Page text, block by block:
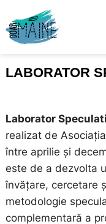
LABORATOR
Laborator
realizat de
între aprilie și
este de a dezvolta
învățare, cercetare
metodologie
complementară a